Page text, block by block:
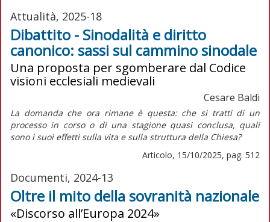
Attualità, 2025-18
Dibattito - Sinodalità e diritto
canonico: sassi sul cammino sinodale
Una proposta per sgomberare dal Codice
visioni ecclesiali medievali
Cesare Baldi
La domanda che ora rimane è questa: che si tratti di un
processo in corso o di una stagione quasi conclusa, quali
sono i suoi effetti sulla vita e sulla struttura della Chiesa?
Articolo, 15/10/2025, pag. 512
Documenti, 2024-13
Oltre il mito della sovranità nazionale
«Discorso all’Europa 2024»